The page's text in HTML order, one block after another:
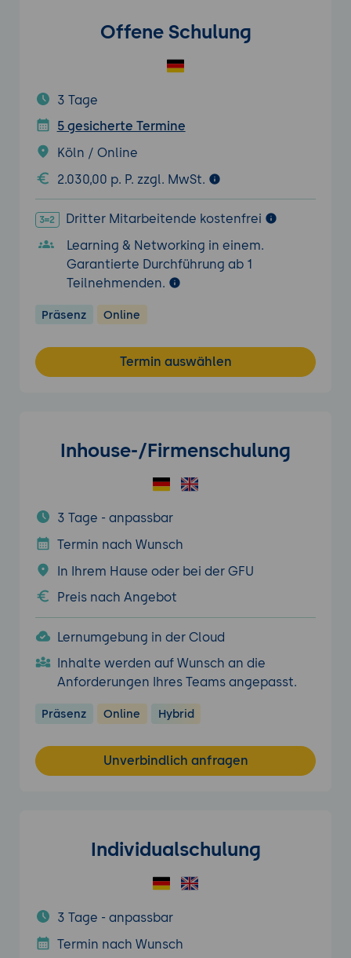
Offene Schulung
3 Tage
5 gesicherte Termine
Köln / Online
2.030,00 p. P. zzgl. MwSt.
Dritter Mitarbeitende kostenfrei
Learning & Networking in einem.
Garantierte Durchführung ab 1
Teilnehmenden.
Präsenz Online
Termin auswählen
Inhouse-/Firmenschulung
3 Tage - anpassbar
Termin nach Wunsch
In Ihrem Hause oder bei der GFU
Preis nach Angebot
Lernumgebung in der Cloud
Inhalte werden auf Wunsch an die
Anforderungen Ihres Teams angepasst.
Präsenz Online Hybrid
Unverbindlich anfragen
Individualschulung
3 Tage - anpassbar
Termin nach Wunsch